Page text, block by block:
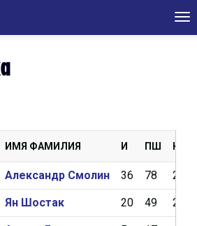
ИМЯ ФАМИЛИЯ И ПШ КН
Александр Смолин 36 78 2,53
Ян Шостак 20 49 2,82